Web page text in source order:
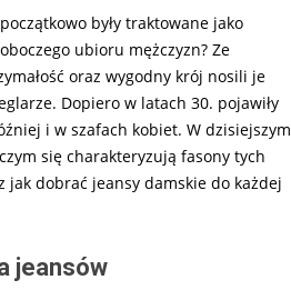
były traktowane jako
ubioru mężczyzn? Ze
oraz wygodny krój nosili je
Dopiero w latach 30. pojawiły
i w szafach kobiet. W dzisiejszym
się charakteryzują fasony tych
jak dobrać jeansy damskie do każdej
jeansów